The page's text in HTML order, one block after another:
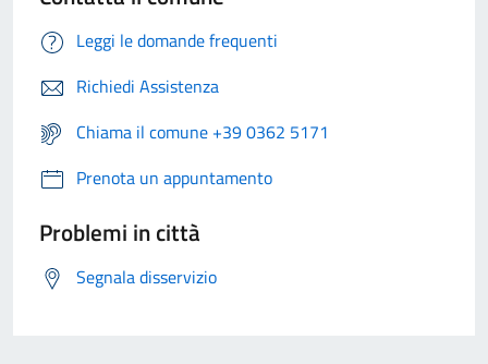
Leggi le domande frequenti
Richiedi Assistenza
Chiama il comune +39 0362 5171
Prenota un appuntamento
Problemi in città
Segnala disservizio